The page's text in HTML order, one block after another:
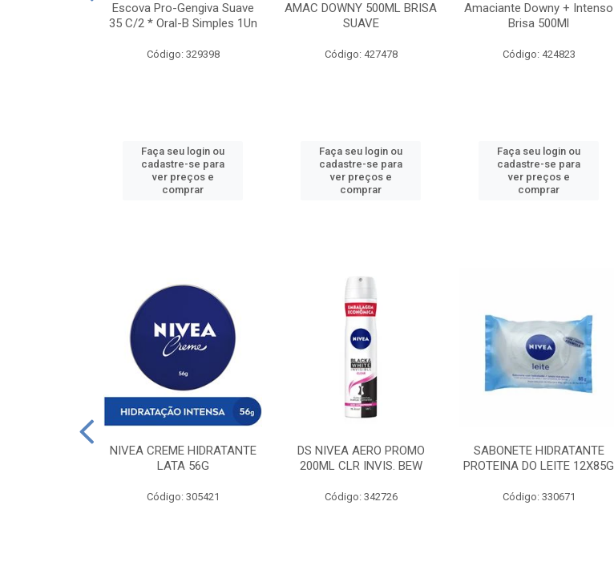
Escova Pro-Gengiva Suave
35 C/2 * Oral-B Simples 1Un
Código: 329398
Faça seu login ou
cadastre-se para
ver preços e
comprar
AMAC DOWNY 500ML BRISA
SUAVE
Código: 427478
Faça seu login ou
cadastre-se para
ver preços e
comprar
Amaciante Downy + Intenso
Brisa 500Ml
Código: 424823
Faça seu login ou
cadastre-se para
ver preços e
comprar
NIVEA CREME HIDRATANTE
LATA 56G
Código: 305421
DS NIVEA AERO PROMO
200ML CLR INVIS. BEW
Código: 342726
SABONETE HIDRATANTE
PROTEINA DO LEITE 12X85G
Código: 330671